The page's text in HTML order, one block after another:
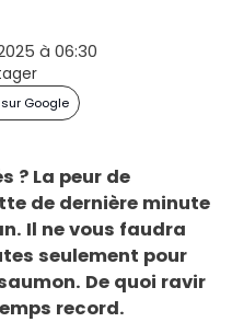
à 06:30
Google
? La peur de
de dernière minute
Il ne vous faudra
seulement pour
De quoi ravir
record.